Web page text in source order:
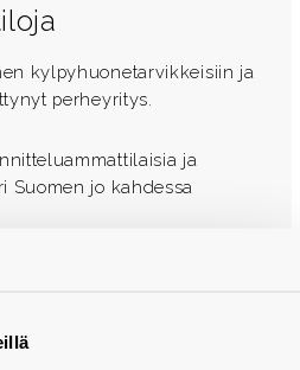
kylpyhuonetarvikkeisiin ja
perheyritys.
ja
Suomen jo kahdessa
mielellämme